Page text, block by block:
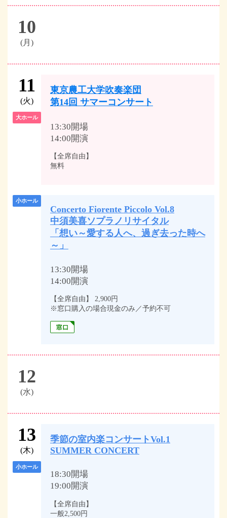
10
(月)
11
(火)
大ホール
東京農工大学吹奏楽団
第14回 サマーコンサート
13:30開場
14:00開演
【全席自由】
無料
小ホール
Concerto Fiorente Piccolo Vol.8
中須美喜ソプラノリサイタル
「想い～愛する人へ、過ぎ去った時へ
～」
13:30開場
14:00開演
【全席自由】 2,900円
※窓口購入の場合現金のみ／予約不可
12
(水)
13
(木)
小ホール
季節の室内楽コンサートVol.1
SUMMER CONCERT
18:30開場
19:00開演
【全席自由】
一般2,500円